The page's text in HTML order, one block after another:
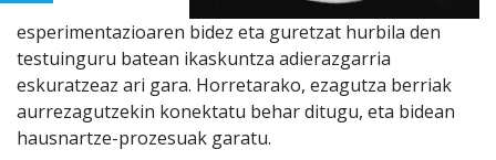
esperimentazioaren bidez eta guretzat hurbila den
testuinguru batean ikaskuntza adierazgarria
eskuratzeaz ari gara. Horretarako, ezagutza berriak
aurrezagutzekin konektatu behar ditugu, eta bidean
hausnartze-prozesuak garatu.